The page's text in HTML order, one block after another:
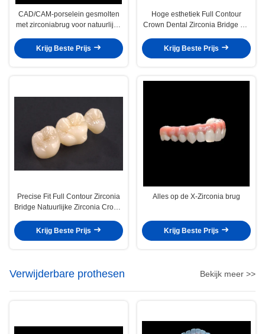
CAD/CAM-porselein gesmolten
met zirconiabrug voor natuurlijke
Krijg Beste Prijs
Hoge esthetiek Full Contour
Crown Dental Zirconia Bridge CE
Krijg Beste Prijs
Precise Fit Full Contour Zirconia
Bridge Natuurlijke Zirconia Crown
Krijg Beste Prijs
Alles op de X-Zirconia brug
Krijg Beste Prijs
Verwijderbare prothesen Bekijk meer >>